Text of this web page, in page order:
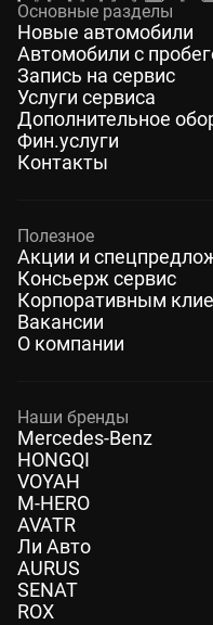
Основные разделы
Новые автомобили
Автомобили с
Запись на сервис
Услуги сервиса
Дополнительное
Фин.услуги
Контакты
Полезное
Акции и
Консьерж сервис
Корпоративным
Вакансии
О компании
Наши бренды
Mercedes-Benz
HONGQI
VOYAH
M-HERO
AVATR
Ли Авто
AURUS
SENAT
ROX